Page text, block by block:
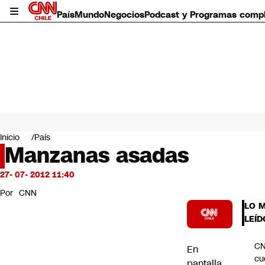
PaísMundoNegociosPodcast y Programas
Mundo
Negocios
Deportes
Programas completos
Servicios
Inicio País
Manzanas asadas
27- 07- 2012 11:40
Por CNN
En
LO